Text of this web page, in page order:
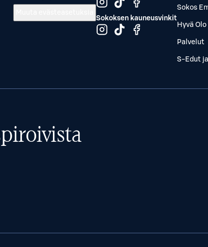
Sokoksen kauneusvinkit
Sokos
Hyvä
Palvelut
S-Edut